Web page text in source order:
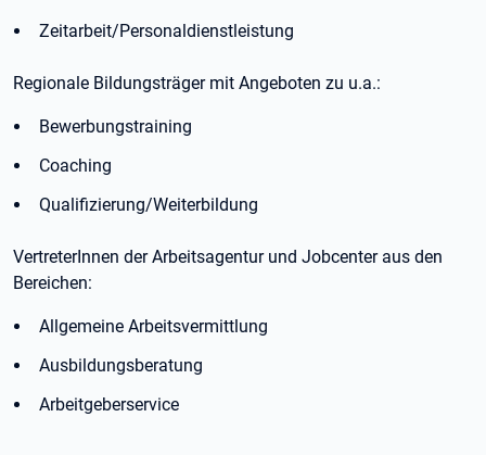
Zeitarbeit/Personaldienstleistung
Regionale Bildungsträger mit Angeboten zu u.a.:
Bewerbungstraining
Coaching
Qualifizierung/Weiterbildung
VertreterInnen der Arbeitsagentur und Jobcenter aus den
Bereichen:
Allgemeine Arbeitsvermittlung
Ausbildungsberatung
Arbeitgeberservice